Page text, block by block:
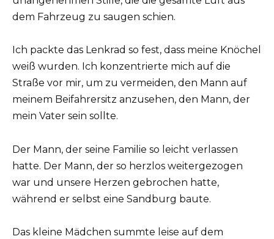
dem Fahrzeug zu saugen schien.
Ich packte das Lenkrad so fest, dass meine Knöchel
weiß wurden. Ich konzentrierte mich auf die
Straße vor mir, um zu vermeiden, den Mann auf
meinem Beifahrersitz anzusehen, den Mann, der
mein Vater sein sollte.
Der Mann, der seine Familie so leicht verlassen
hatte. Der Mann, der so herzlos weitergezogen
war und unsere Herzen gebrochen hatte,
während er selbst eine Sandburg baute.
Das kleine Mädchen summte leise auf dem